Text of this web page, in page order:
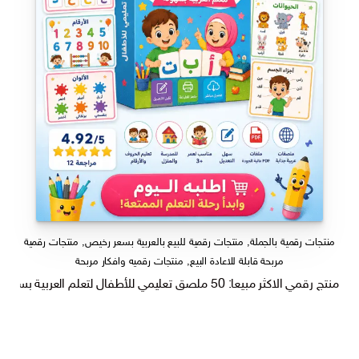
منتجات رقمية بالجملة, منتجات رقمية للبيع بالعربية بسعر رخيص, منتجات رقمية
مربحة قابلة للاعادة البيع, منتجات رقميه وافكار مربحة
منتج رقمي الاكثر مبيعا: 50 ملصق تعليمي للأطفال لتعلم العربية بسهولة قابل للتعديل PSD PDF SVG